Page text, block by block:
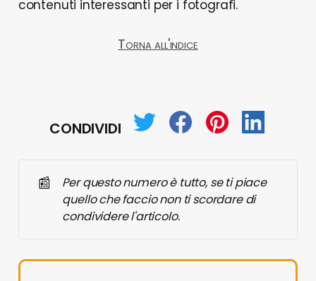
contenuti interessanti per i fotografi.
Torna all'indice
CONDIVIDI
📰
Per questo numero è tutto, se ti piace
quello che faccio non ti scordare di
condividere l'articolo.